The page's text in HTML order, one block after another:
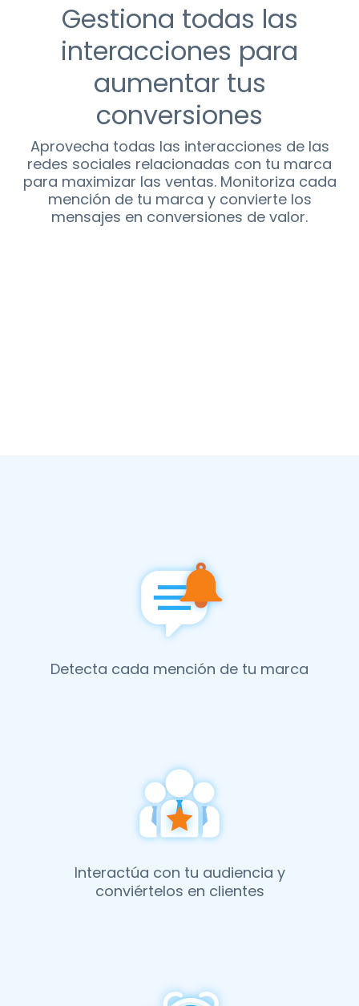
Gestiona todas las
interacciones para
aumentar tus
conversiones
Aprovecha todas las interacciones de las
redes sociales relacionadas con tu marca
para maximizar las ventas. Monitoriza cada
mención de tu marca y convierte los
mensajes en conversiones de valor.
Detecta cada mención de tu marca
Interactúa con tu audiencia y
conviértelos en clientes